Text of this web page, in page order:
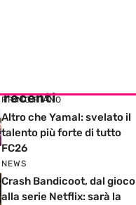
PRIMO PIANO
Altro che Yamal: svelato il
talento più forte di tutto
FC26
NEWS
Crash Bandicoot, dal gioco
alla serie Netflix: sarà la